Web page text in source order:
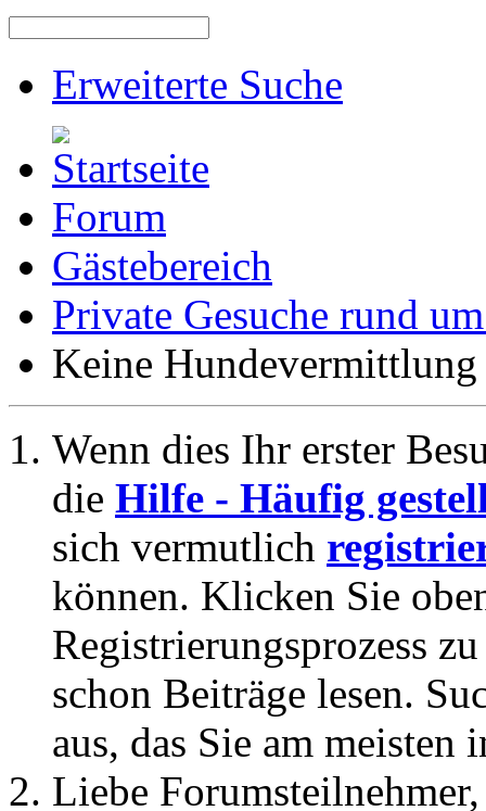
Erweiterte Suche
Forum
Gästebereich
Private Gesuche rund
Keine
Wenn dies Ihr erster
die Hilfe - Häufig
sich vermutlich
können. Klicken Sie
Registrierungsprozess
schon Beiträge lesen.
aus, das Sie am meisten
Liebe